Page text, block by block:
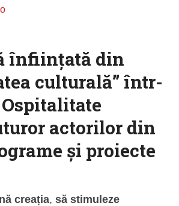
înființată din
culturală” într-
actorilor din
și proiecte
creația, să stimuleze